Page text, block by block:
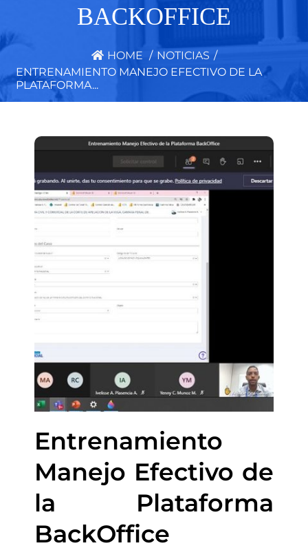
BACKOFFICE
HOME / NOTICIAS /
ENTRENAMIENTO MANEJO EFECTIVO DE LA
PLATAFORMA...
Entrenamiento
Manejo Efectivo de
la Plataforma
BackOffice